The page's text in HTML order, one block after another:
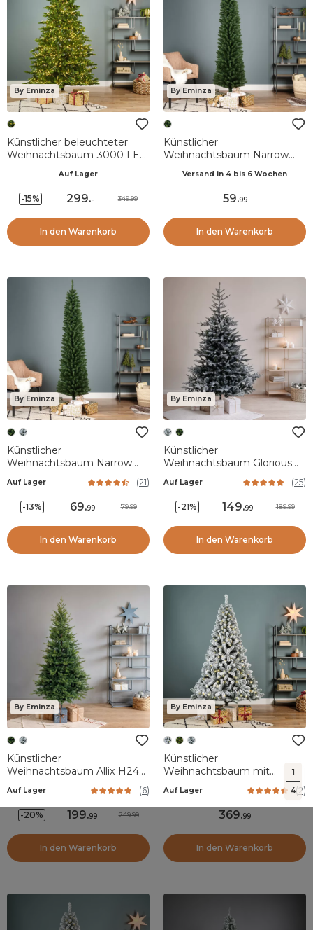
1
4
By Eminza
Künstlicher beleuchteter
Weihnachtsbaum 3000 LED
Nordmann Tannengrün
Auf Lager
-15% 299.- 349.99
In den Warenkorb
By Eminza
Künstlicher
Weihnachtsbaum Narrow
Versand in 4 bis 6 Wochen
59.99
In den Warenkorb
By Eminza
Künstlicher
Weihnachtsbaum Narrow
Auf Lager (21)
-13% 69.99 79.99
In den Warenkorb
By Eminza
Künstlicher
Weihnachtsbaum Glorious
Auf Lager (25)
-21% 149.99 189.99
In den Warenkorb
By Eminza
Künstlicher
Weihnachtsbaum Allix H240
Auf Lager (6)
-20% 199.99 249.99
In den Warenkorb
By Eminza
Künstlicher
Weihnachtsbaum mit
Beleuchtung 640 LED H300
cm King Grün verschneit
Auf Lager (2)
369.99
In den Warenkorb